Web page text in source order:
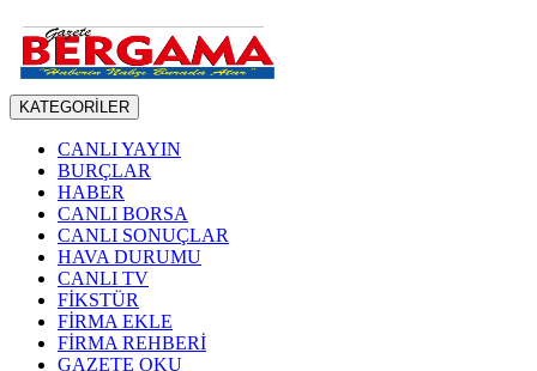
KATEGORİLER
CANLI YAYIN
BURÇLAR
HABER
CANLI BORSA
CANLI SONUÇLAR
HAVA DURUMU
CANLI TV
FİKSTÜR
FİRMA EKLE
FİRMA REHBERİ
GAZETE OKU